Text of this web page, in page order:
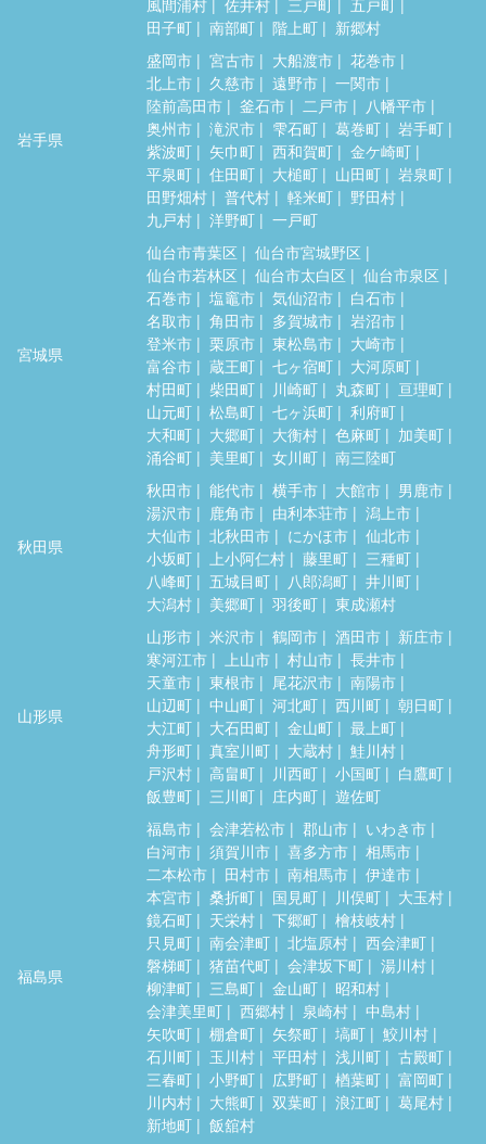
田子町
南部町 階上町 新郷村
岩手県
盛岡市 宮古市 大船渡市
花巻市
北上市
久慈市 遠野市
一関市
陸前高田市
釜石市 二戸市
八幡平市
奥州市
滝沢市 雫石町 葛巻町
岩手町
紫波町
矢巾町 西和賀町
金ケ崎町
平泉町
住田町 大槌町 山田町
岩泉町
田野畑村
普代村 軽米町
野田村
九戸村
洋野町 一戸町
宮城県
仙台市青葉区
仙台市宮城野区
仙台市若林区
仙台市太白区
仙台市泉区
石巻市
塩竈市 気仙沼市
白石市
名取市
角田市 多賀城市
岩沼市
登米市
栗原市 東松島市
大崎市
富谷市
蔵王町 七ヶ宿町
大河原町
村田町
柴田町 川崎町 丸森町
亘理町
山元町
松島町 七ヶ浜町
利府町
大和町
大郷町 大衡村 色麻町
加美町
涌谷町
美里町 女川町 南三陸町
秋田県
秋田市 能代市 横手市 大館市
男鹿市
湯沢市
鹿角市 由利本荘市
潟上市
大仙市
北秋田市 にかほ市
仙北市
小坂町
上小阿仁村 藤里町
三種町
八峰町
五城目町 八郎潟町
井川町
大潟村
美郷町 羽後町 東成瀬村
山形県
山形市 米沢市 鶴岡市 酒田市
新庄市
寒河江市
上山市 村山市
長井市
天童市
東根市 尾花沢市
南陽市
山辺町
中山町 河北町 西川町
朝日町
大江町
大石田町 金山町
最上町
舟形町
真室川町 大蔵村
鮭川村
戸沢村
高畠町 川西町 小国町
白鷹町
飯豊町
三川町 庄内町 遊佐町
福島県
福島市 会津若松市 郡山市
いわき市
白河市
須賀川市 喜多方市
相馬市
二本松市
田村市 南相馬市
伊達市
本宮市
桑折町 国見町 川俣町
大玉村
鏡石町
天栄村 下郷町
檜枝岐村
只見町
南会津町 北塩原村
西会津町
磐梯町
猪苗代町 会津坂下町
湯川村
柳津町
三島町 金山町
昭和村
会津美里町
西郷村 泉崎村
中島村
矢吹町
棚倉町 矢祭町 塙町
鮫川村
石川町
玉川村 平田村 浅川町
古殿町
三春町
小野町 広野町 楢葉町
富岡町
川内村
大熊町 双葉町 浪江町
葛尾村
新地町
飯舘村